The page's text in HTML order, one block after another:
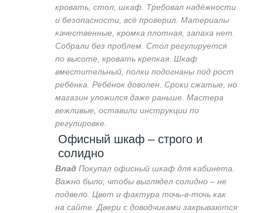
кровать, стол, шкаф. Требовал надёжности
и безопасности, всё проверил. Материалы
качественные, кромка плотная, запаха нет.
Собрали без проблем. Стол регулируется
по высоте, кровать крепкая. Шкаф
вместительный, полки подогнаны под рост
ребёнка. Ребёнок доволен. Сроки сжатые, но
магазин уложился даже раньше. Мастера
вежливые, оставили инструкции по
регулировке.
Офисный шкаф – строго и
солидно
Влад Покупал офисный шкаф для кабинета.
Важно было, чтобы выглядел солидно – не
подвело. Цвет и фактура точь-в-точь как
на сайте. Двери с доводчиками закрываются